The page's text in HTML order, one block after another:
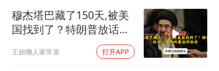
27岁女子成组织卖淫集团主犯被通缉
奋进开新局 实干挑大梁
穆杰塔巴藏了150天,被美
国找到了？特朗普放话：
王姐懒人家常菜 打开APP